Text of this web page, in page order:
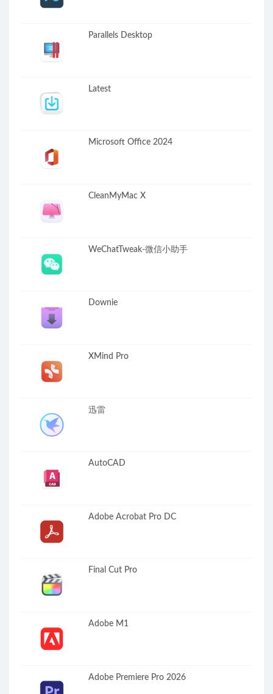
Parallels Desktop
Latest
Microsoft Office 2024
CleanMyMac X
WeChatTweak-微信小助手
Downie
XMind Pro
迅雷
AutoCAD
Adobe Acrobat Pro DC
Final Cut Pro
Adobe M1
Adobe Premiere Pro 2026